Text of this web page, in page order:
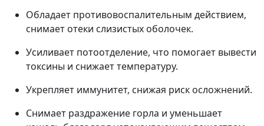
Обладает противовоспалительным действием,
снимает отеки слизистых оболочек.
Усиливает потоотделение, что помогает вывести
токсины и снижает температуру.
Укрепляет иммунитет, снижая риск осложнений.
Снимает раздражение горла и уменьшает